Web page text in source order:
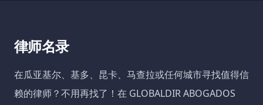
律师名录
在瓜亚基尔、基多、昆卡、马查拉或任何城市寻找值得信
赖的律师？不用再找了！在 GLOBALDIR ABOGADOS